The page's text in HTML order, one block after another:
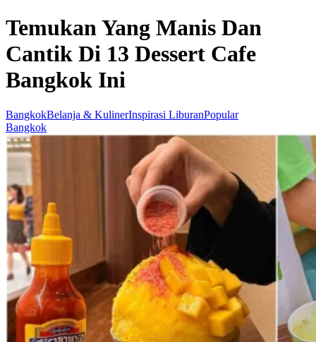
Temukan Yang Manis Dan
Cantik Di 13 Dessert Cafe
Bangkok Ini
BangkokBelanja & KulinerInspirasi LiburanPopular
Bangkok